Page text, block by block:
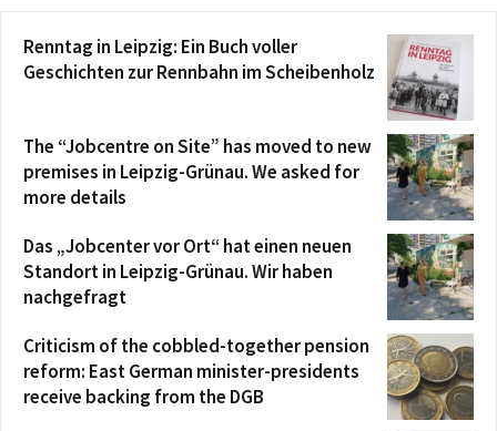
Renntag in Leipzig: Ein Buch voller
Geschichten zur Rennbahn im Scheibenholz
The “Jobcentre on Site” has moved to new
premises in Leipzig-Grünau. We asked for
more details
Das „Jobcenter vor Ort“ hat einen neuen
Standort in Leipzig-Grünau. Wir haben
nachgefragt
Criticism of the cobbled-together pension
reform: East German minister-presidents
receive backing from the DGB